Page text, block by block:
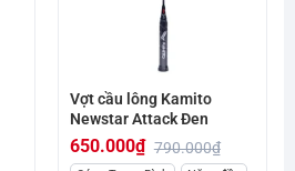
Vợt cầu lông Kamito
Newstar Attack Đen
790.000₫
650.000₫